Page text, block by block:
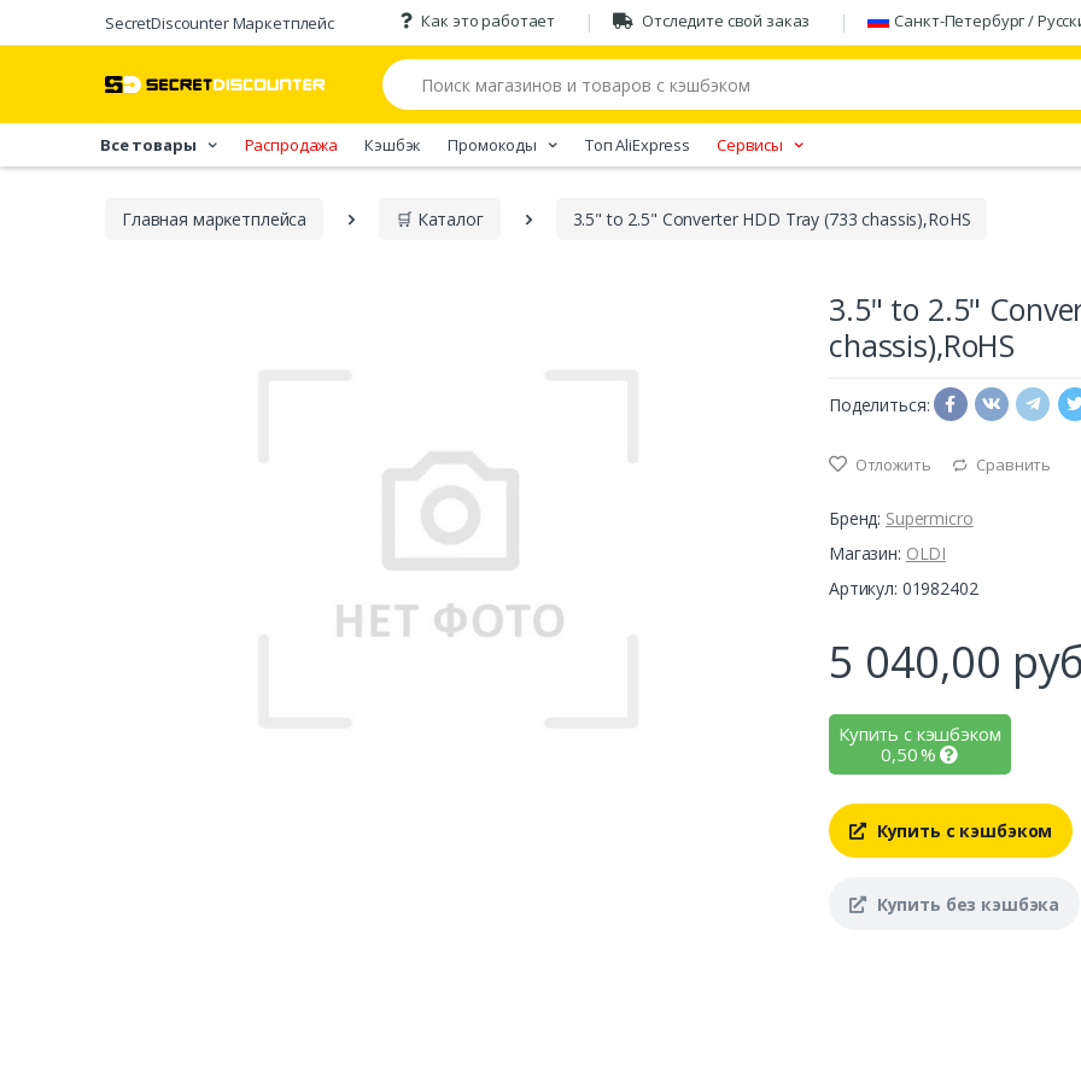
SecretDiscounter Маркетплейс Как это работает Отследите свой заказ Санкт-Петербург /
Все товары Распродажа Кэшбэк Промокоды Tоп AliExpress Сервисы
Главная марĸетплейса 🛒 Каталог 3.5" to 2.5" Converter HDD Tray (733 chassis),RoHS
3.5" to 2.5"
chassis),RoHS
Поделиться:
Отложить Сравнить
Бренд: Supermicro
Магазин: OLDI
Артикул: 01982402
5 040,00
Купить с кэшбэком
0,50%
Купить с кэшбэком
Купить без кэшбэка